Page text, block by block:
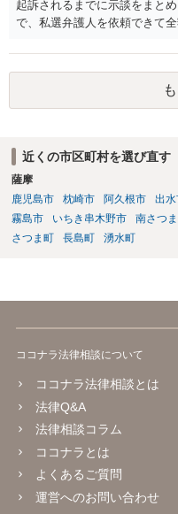
起訴されるまでに示談をまと
で、私選弁護人を依頼できて
めいたします。起訴されてし
て高いので、被害金額はさほ
あり得る事案なのであれば、
もちろん国選弁護人であって
り、示談をまとめられる可能
思われます。
近くの市区町村を選び直す
薩摩
鹿児島市
枕崎市 阿久根市 出水
霧島市
いちき串木野市 南さつ
さつま町
長島町 湧水町
ココナラ法律相談について
ココナラ法律相談とは
法律Q&A
法律相談コラム
ココナラとは
よくあるご質問
運営へのお問い合わせ